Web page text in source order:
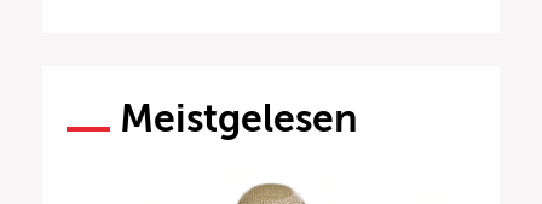
Meistgelesen